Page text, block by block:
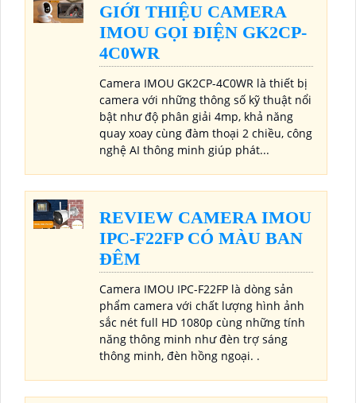
GIỚI THIỆU CAMERA
IMOU GỌI ĐIỆN GK2CP-
4C0WR
Camera IMOU GK2CP-4C0WR là thiết bị
camera với những thông số kỹ thuật nổi
bật như độ phân giải 4mp, khả năng
quay xoay cùng đàm thoại 2 chiều, công
nghệ AI thông minh giúp phát...
REVIEW CAMERA IMOU
IPC-F22FP CÓ MÀU BAN
ĐÊM
Camera IMOU IPC-F22FP là dòng sản
phẩm camera với chất lượng hình ảnh
sắc nét full HD 1080p cùng những tính
năng thông minh như đèn trợ sáng
thông minh, đèn hồng ngoại. .